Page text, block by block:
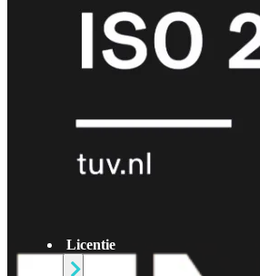
40F
FortiWiFi
50G FortiWiFi
51G FortiWiFi
60F
FortiWiFi
70GFortiWiFi
71GFortiWiFi
80FFortiWiFi
Licentie